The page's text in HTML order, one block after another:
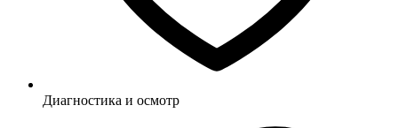
Диагностика и осмотр